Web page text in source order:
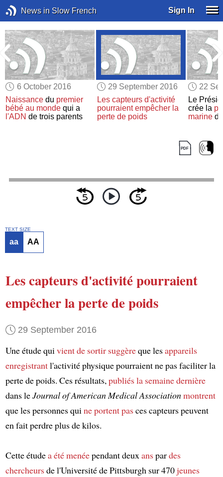
News in Slow French Sign In
6 October 2016
Naissance du premier
bébé au monde qui a
l'ADN de trois parents
29 September 2016
Les capteurs d'activité
pourraient empêcher la
perte de poids
22
Le
crée la
marine
TEXT SIZE
aa AA
Les capteurs d'activitépourraient
empêcherla perte de poids
29 September 2016
Une étude quivient de sortir suggèreque lesappareils
enregistrantl'activité physique pourraient ne pas faciliter la
perte de poids. Ces résultats,publiésla semaine dernière
dans leJournal of American Medical Associationmontrent
que les personnes quine portent pasces capteurs peuvent
en fait perdre plus de kilos.
Cette étudea été menéependant deuxanspardes
chercheursde l'Université de Pittsburgh sur 470jeunes